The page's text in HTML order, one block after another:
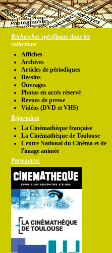
Recherches spécifiques dans les
collections
Affiches
Archives
Articles de périodiques
Dessins
Ouvrages
Photos en accés réservé
Revues de presse
Vidéos (DVD et VHS)
Répertoires
La Cinémathèque française
La Cinémathèque de Toulouse
Centre National du Cinéma et de
l'image animée
Partenaires